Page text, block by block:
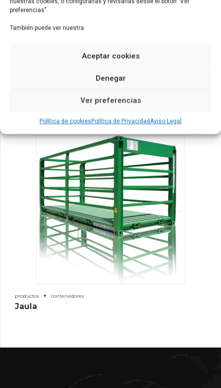
preferencias".
También puede ver nuestra
Aceptar cookies
Denegar
Ver preferencias
Política de cookiesPolítica de PrivacidadAviso Legal
productos contenedores
Jaula